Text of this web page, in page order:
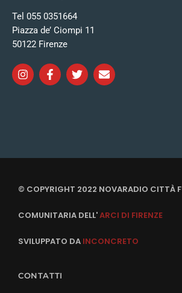
Tel 055 0351664
Piazza de’ Ciompi 11
50122 Firenze
© COPYRIGHT 2022 NOVARADIO CITTÀ
COMUNITARIA DELL'ARCI DI FIRENZE
SVILUPPATO DA INCONCRETO
CONTATTI